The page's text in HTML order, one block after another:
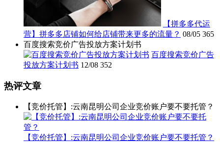
【拼多多代运
营】拼多多店铺如何给店铺带来更多的流量？ 08/05 365
百度搜索竞价广告投放方案计划书
百度搜索竞价广告
投放方案计划书 12/08 352
热评文章
【竞价托管】:云南昆明公司企业竞价账户要不要托管？
【竞价托管】:云南昆明公司企业竞价账户要不要托管？